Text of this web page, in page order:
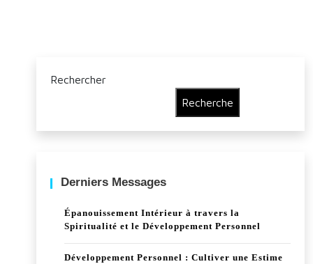
Rechercher
Recherche
Derniers Messages
Épanouissement Intérieur à travers la
Spiritualité et le Développement Personnel
Développement Personnel : Cultiver une Estime